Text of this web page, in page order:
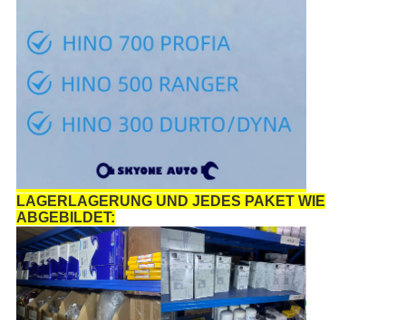
LAGERLAGERUNG UND JEDES PAKET WIE
ABGEBILDET: